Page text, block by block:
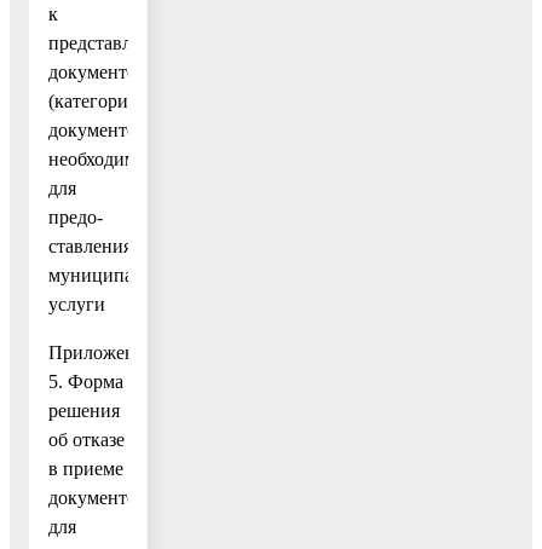
к
представлению
документов
(категорий
документов),
необходимых
для
предо-
ставления
муниципальной
услуги
Приложение
5. Форма
решения
об отказе
в приеме
документов,необходимых
для